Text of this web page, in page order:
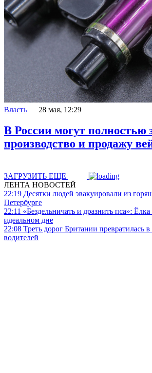
Власть 28 мая, 12:29
В России могут полностью
производство и продажу
ЗАГРУЗИТЬ ЕЩЕ
ЛЕНТА НОВОСТЕЙ
22:19 Десятки людей эвакуировали из
Петербурге
22:11 «Бездельничать и дразнить пса»: Ё‌лка
идеальном дне
22:08 Треть дорог Британии превратилась
водителей